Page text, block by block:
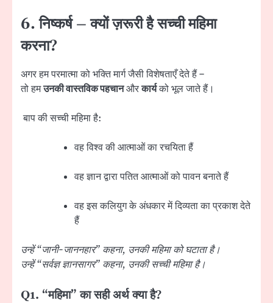
6.निष्कर्ष – क्यों ज़रूरी है सच्ची महिमा
करना?
अगर हम परमात्मा को भक्ति मार्ग जैसी विशेषताएँ देते हैं –
तो हमउनकी वास्तविक पहचानऔरकार्यको भूल जाते हैं।
बाप की सच्ची महिमा है:
वह विश्व की आत्माओं का रचयिता हैं
वह ज्ञान द्वारा पतित आत्माओं को पावन बनाते हैं
वह इस कलियुग के अंधकार में दिव्यता का प्रकाश देते
हैं
उन्हें “जानी-जाननहार” कहना, उनकी महिमा को घटाता है।
उन्हें “सर्वज्ञ ज्ञानसागर” कहना, उनकी सच्ची महिमा है।
Q1. “महिमा” का सही अर्थ क्या है?